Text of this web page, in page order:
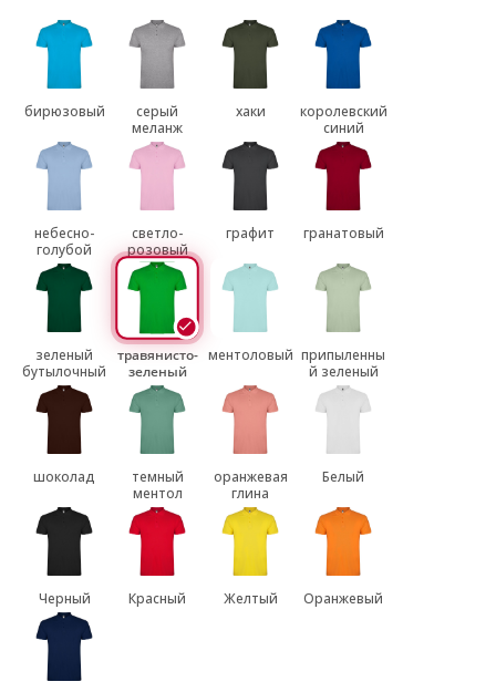
бирюзовый
серый
меланж
хаки
королевский
синий
небесно-
голубой
светло-
розовый
графит гранатовый
зеленый
бутылочный
травянисто-
зеленый
ментоловый припыленны
й зеленый
шоколад
темный
ментол
оранжевая
глина
Белый
Черный Красный Желтый Оранжевый